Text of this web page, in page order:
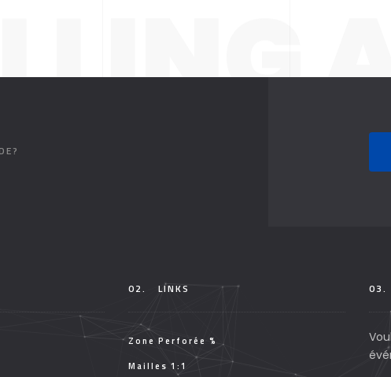
10
02. LINKS
Zone Perforée %
Mailles 1:1
03.